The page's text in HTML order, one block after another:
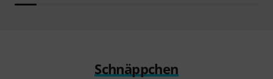
Schnäppchen